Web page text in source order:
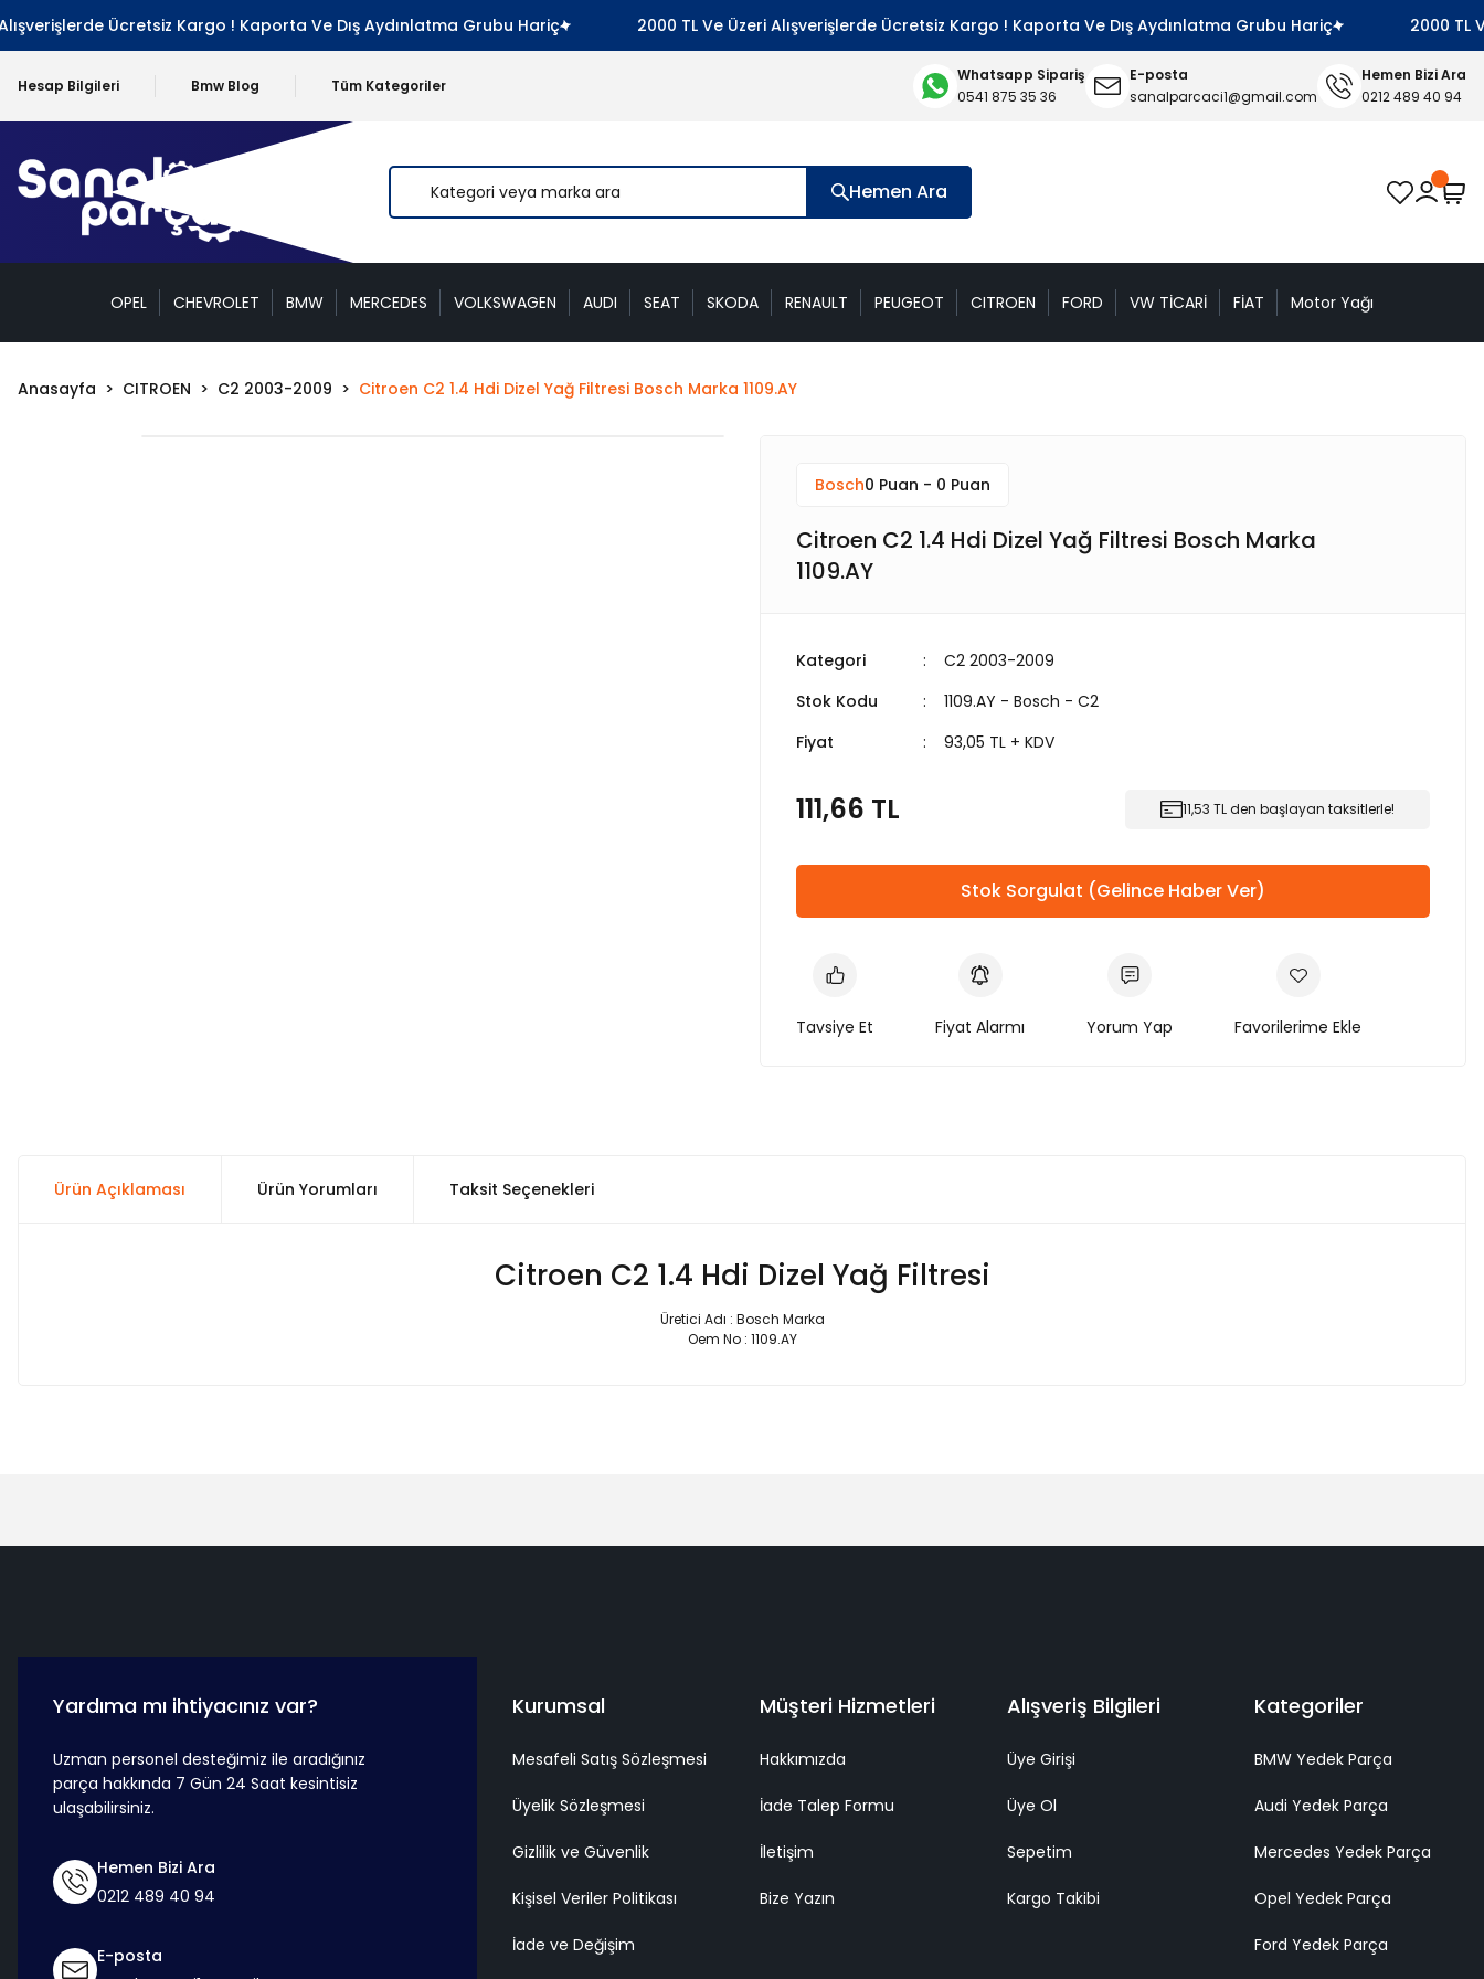
Ücretsiz Kargo ! Kaporta Ve Dış Aydınlatma Grubu Hariç 2000 TL Ve Üzeri Alışverişlerde Ücretsiz Kargo ! Kaporta Ve Dış Aydınlatma Grubu Hariç 2000 TL Ve
Hesap Bilgileri Bmw Blog Tüm Kategoriler
Whatsapp Sipariş
0541 875 35 36
E-posta
sanalparcaci1@gmail.com
Hemen Bizi Ara
0212 489 40 94
Hemen Ara
OPEL CHEVROLET BMW MERCEDES VOLKSWAGEN AUDI SEAT SKODA RENAULT PEUGEOT CITROEN FORD VW TİCARİ FİAT Motor Yağı
Anasayfa CITROEN C2 2003-2009 Citroen C2 1.4 Hdi Dizel Yağ Filtresi Bosch Marka 1109.AY
Bosch0 Puan - 0 Puan
Citroen C2 1.4 Hdi Dizel Yağ Filtresi Bosch Marka
1109.AY
Kategori
C2 2003-2009
Stok Kodu
1109.AY - Bosch - C2
Fiyat
93,05 TL + KDV
111,66 TL 11,53 TL den başlayan taksitlerle!
Stok Sorgulat (Gelince Haber Ver)
Tavsiye Et Fiyat Alarmı Yorum Yap
Ürün Açıklaması Ürün Yorumları Taksit Seçenekleri
Citroen C2 1.4 Hdi Dizel Yağ Filtresi
Üretici Adı : Bosch Marka
Oem No : 1109.AY
Yardıma mı ihtiyacınız var?
Uzman personel desteğimiz ile aradığınız
parça hakkında 7 Gün 24 Saat kesintisiz
ulaşabilirsiniz.
Hemen Bizi Ara
0212 489 40 94
E-posta
Kurumsal
Mesafeli Satış Sözleşmesi
Üyelik Sözleşmesi
Gizlilik ve Güvenlik
Kişisel Veriler Politikası
İade ve Değişim
Müşteri Hizmetleri
Hakkımızda
İade Talep Formu
İletişim
Bize Yazın
Alışveriş Bilgileri
Üye Girişi
Üye Ol
Sepetim
Kargo Takibi
Kategoriler
BMW Yedek Parça
Audi Yedek Parça
Mercedes Yedek Parça
Opel Yedek Parça
Ford Yedek Parça